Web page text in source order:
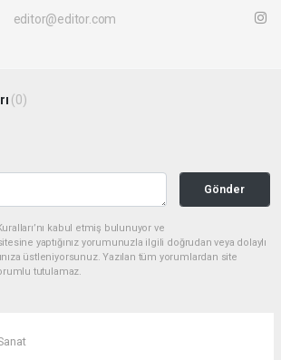
editor@editor.com
(0)
Gönder
kabul etmiş bulunuyor ve
yaptığınız yorumunuzla ilgili doğrudan veya dolaylı
üstleniyorsunuz. Yazılan tüm yorumlardan site
tutulamaz.